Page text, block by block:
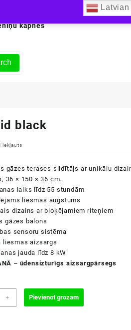
kāpnes
black
iekļauts
gāzes terases sildītājs ar unikālu
36 × 150 × 36 cm.
laiks līdz 55 stundām
liesmas augstums
dizains ar bloķējamiem riteņiem
gāzes balons
sensoru sistēma
liesmas aizsargs
jauda līdz 8 kW
– ūdensizturīgs aizsargpārsegs
+ Pievienot grozam
Latvian